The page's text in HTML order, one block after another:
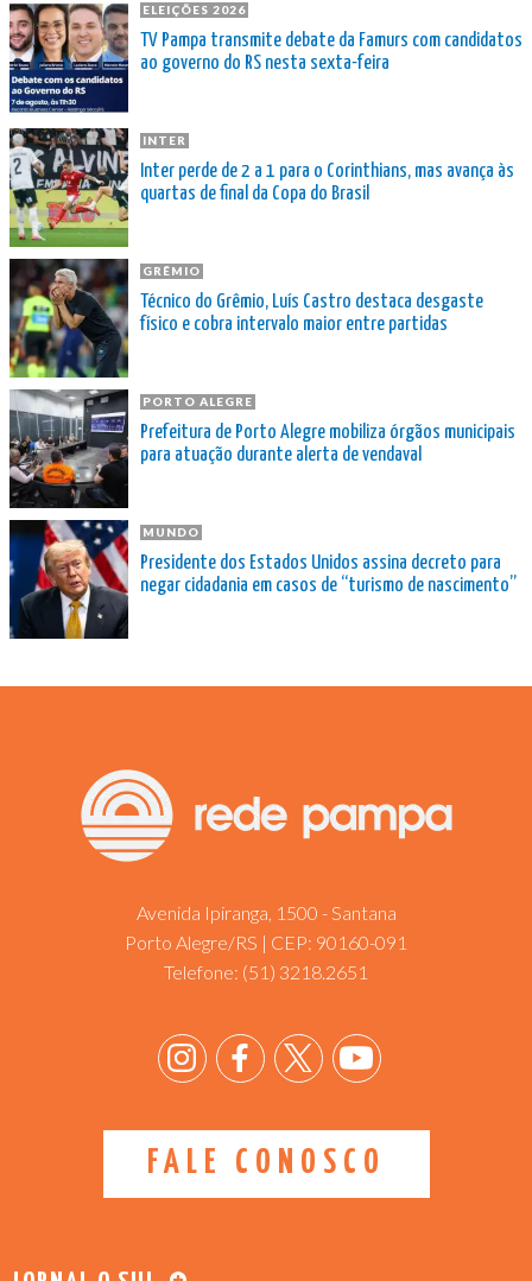
ELEIÇÕES 2026
TV Pampa transmite debate da Famurs com candidatos
ao governo do RS nesta sexta-feira
INTER
Inter perde de 2 a 1 para o Corinthians, mas avança às
quartas de final da Copa do Brasil
GRÊMIO
Técnico do Grêmio, Luís Castro destaca desgaste
físico e cobra intervalo maior entre partidas
PORTO ALEGRE
Prefeitura de Porto Alegre mobiliza órgãos municipais
para atuação durante alerta de vendaval
MUNDO
Presidente dos Estados Unidos assina decreto para
negar cidadania em casos de “turismo de nascimento”
Avenida Ipiranga, 1500 - Santana
Porto Alegre/RS | CEP: 90160-091
Telefone: (51) 3218.2651
FALE CONOSCO